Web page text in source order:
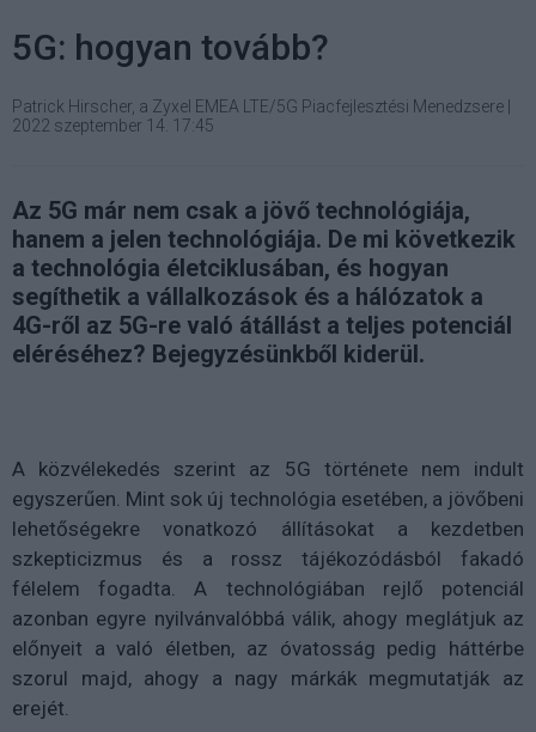
5G: hogyan tovább?
Patrick Hirscher, a Zyxel EMEA LTE/5G Piacfejlesztési Menedzsere |
2022 szeptember 14. 17:45
Az 5G már nem csak a jövő technológiája,
hanem a jelen technológiája. De mi következik
a technológia életciklusában, és hogyan
segíthetik a vállalkozások és a hálózatok a
4G-ről az 5G-re való átállást a teljes potenciál
eléréséhez? Bejegyzésünkből kiderül.
A közvélekedés szerint az 5G története nem indult
egyszerűen. Mint sok új technológia esetében, a jövőbeni
lehetőségekre vonatkozó állításokat a kezdetben
szkepticizmus és a rossz tájékozódásból fakadó
félelem fogadta. A technológiában rejlő potenciál
azonban egyre nyilvánvalóbbá válik, ahogy meglátjuk az
előnyeit a való életben, az óvatosság pedig háttérbe
szorul majd, ahogy a nagy márkák megmutatják az
erejét.